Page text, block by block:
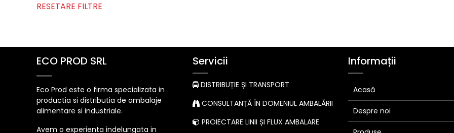
RESETARE FILTRE
ECO PROD SRL
Eco Prod este o firma specializata in
productia si distributia de ambalaje
alimentare si industriale.
Avem o experienta indelungata in
Servicii
DISTRIBUȚIE ȘI TRANSPORT
CONSULTANȚĂ ÎN DOMENIUL AMBALĂRII
PROIECTARE LINII ȘI FLUX AMBALARE
Informații
Acasă
Despre noi